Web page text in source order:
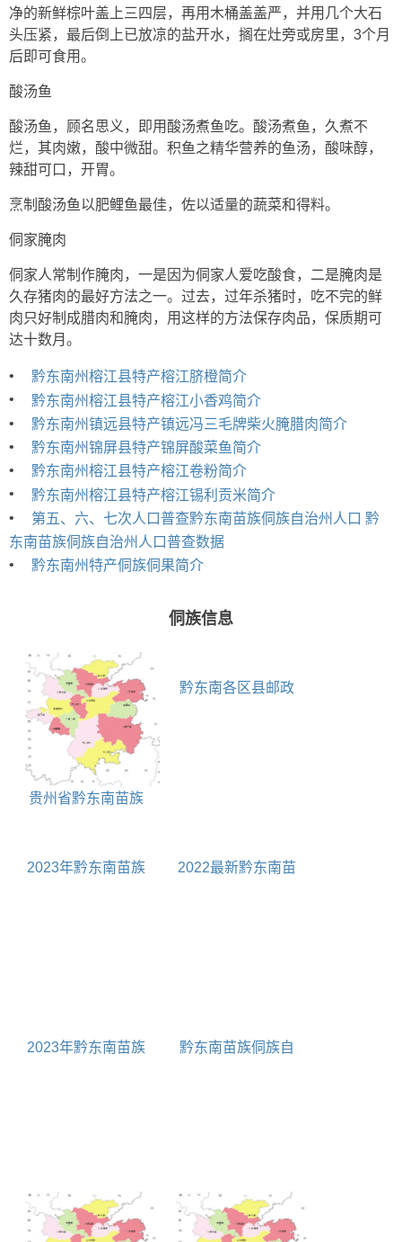
净的新鲜棕叶盖上三四层，再用木桶盖盖严，并用几个大石
头压紧，最后倒上已放凉的盐开水，搁在灶旁或房里，3个月
后即可食用。
酸汤鱼
酸汤鱼，顾名思义，即用酸汤煮鱼吃。酸汤煮鱼，久煮不
烂，其肉嫩，酸中微甜。积鱼之精华营养的鱼汤，酸味醇，
辣甜可口，开胃。
烹制酸汤鱼以肥鲤鱼最佳，佐以适量的蔬菜和得料。
侗家腌肉
侗家人常制作腌肉，一是因为侗家人爱吃酸食，二是腌肉是
久存猪肉的最好方法之一。过去，过年杀猪时，吃不完的鲜
肉只好制成腊肉和腌肉，用这样的方法保存肉品，保质期可
达十数月。
•
黔东南州榕江县特产榕江脐橙简介
•
黔东南州榕江县特产榕江小香鸡简介
•
黔东南州镇远县特产镇远冯三毛牌柴火腌腊肉简介
•
黔东南州锦屏县特产锦屏酸菜鱼简介
•
黔东南州榕江县特产榕江卷粉简介
•
黔东南州榕江县特产榕江锡利贡米简介
•
第五、六、七次人口普查黔东南苗族侗族自治州人口 黔
东南苗族侗族自治州人口普查数据
•
黔东南州特产侗族侗果简介
侗族信息
贵州省黔东南苗族
积|邮编
黔东南各区县邮政
2023年黔东南苗族
2022最新黔东南苗
2023年黔东南苗族
黔东南苗族侗族自